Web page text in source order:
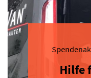
Hilfe